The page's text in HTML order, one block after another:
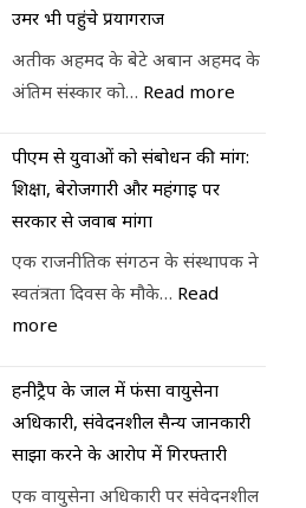
उमर भी पहुंचे प्रयागराज
अतीक अहमद के बेटे अबान अहमद के
अंतिम संस्कार को… Read more
पीएम से युवाओं को संबोधन की मांग:
शिक्षा, बेरोजगारी और महंगाई पर
सरकार से जवाब मांगा
एक राजनीतिक संगठन के संस्थापक ने
स्वतंत्रता दिवस के मौके… Read
more
हनीट्रैप के जाल में फंसा वायुसेना
अधिकारी, संवेदनशील सैन्य जानकारी
साझा करने के आरोप में गिरफ्तारी
एक वायुसेना अधिकारी पर संवेदनशील